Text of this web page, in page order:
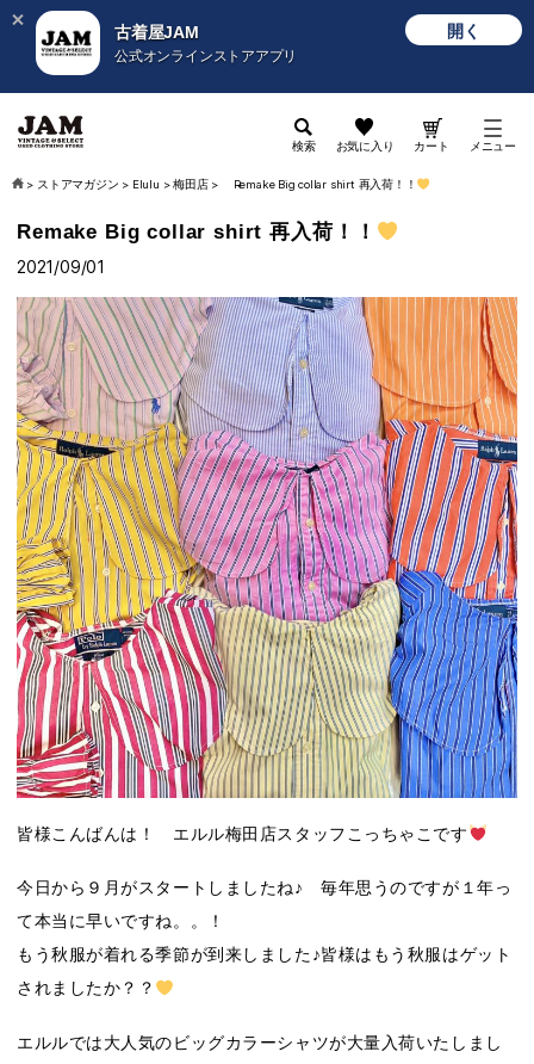
古着屋JAM
公式オンラインストアアプリ
開く
検索 お気に入り カート メニュー
> ストアマガジン > Elulu >梅田店> Remake Big collar shirt 再入荷！！
Remake Big collar shirt 再入荷！！
2021/09/01
皆様こんばんは！ エルル梅田店スタッフこっちゃこです
今日から９月がスタートしましたね♪ 毎年思うのですが１年っ
て本当に早いですね。。！
もう秋服が着れる季節が到来しました♪皆様はもう秋服はゲット
されましたか？？
エルルでは大人気のビッグカラーシャツが大量入荷いたしまし